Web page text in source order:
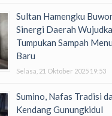
Sultan Hamengku
Sinergi Daerah
Tumpukan Sampah
Baru
Selasa, 21 Oktober 2025 19:53
Sumino, Nafas Tradisi
Kendang Gunungkidul